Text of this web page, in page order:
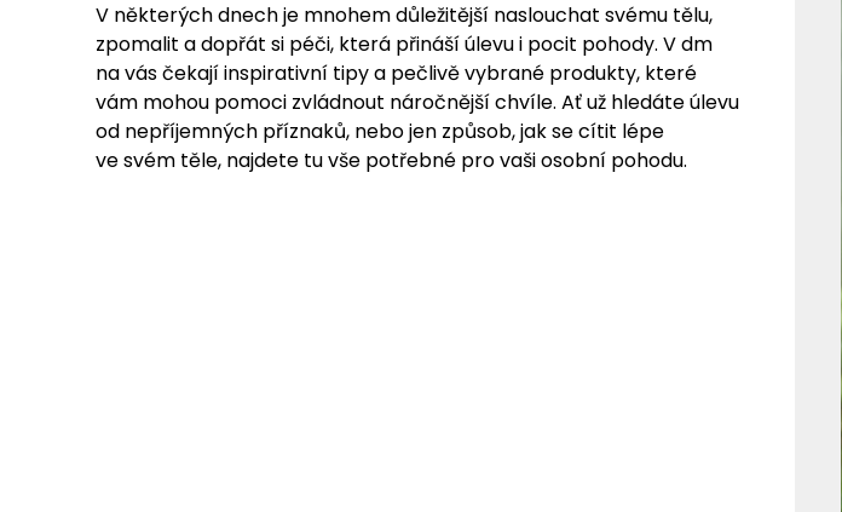
V některých dnech je mnohem důležitější naslouchat svému tělu,
zpomalit a dopřát si péči, která přináší úlevu i pocit pohody. V dm
na vás čekají inspirativní tipy a pečlivě vybrané produkty, které
vám mohou pomoci zvládnout náročnější chvíle. Ať už hledáte úlevu
od nepříjemných příznaků, nebo jen způsob, jak se cítit lépe
ve svém těle, najdete tu vše potřebné pro vaši osobní pohodu.